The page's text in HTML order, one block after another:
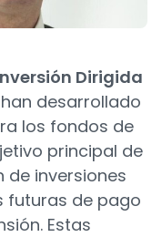
Dirigida
han desarrollado
los fondos de
principal de
de inversiones
futuras de pago
Estas